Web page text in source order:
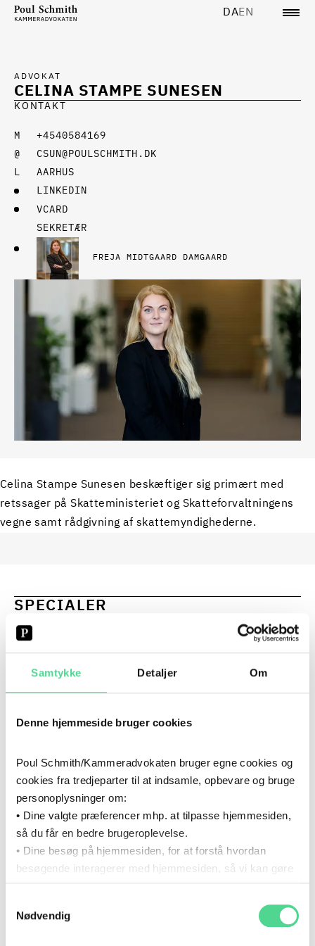
Samtykke Detaljer Om
Denne hjemmeside bruger cookies
Poul Schmith/Kammeradvokaten bruger egne cookies og
cookies fra tredjeparter til at indsamle, opbevare og bruge
personoplysninger om:
• Dine valgte præferencer mhp. at tilpasse hjemmesiden,
så du får en bedre brugeroplevelse.
• Dine besøg på hjemmesiden, for at forstå hvordan
besøgende interagerer med hjemmesiden, så vi kan gøre
Du kan til enhver tid tilbagekalde dit samtykke via det link,
som du finder i bunden af hjemmesiden.
Nødvendig
DAEN
CELINA STAMPE SUNESEN
ADVOKAT
KONTAKT
+4540584169
CSUN@POULSCHMITH.DK
AARHUS
LINKEDIN
VCARD
SEKRETÆR
FREJA MIDTGAARD DAMGAARD
Celina Stampe Sunesen beskæftiger sig primært med
retssager på Skatteministeriet og Skatteforvaltningens
vegne samt rådgivning af skattemyndighederne.
SPECIALER
INSOLVENS OG REKONSTRUKTION
SKATTER OG AFGIFTER
CV
2022- NU
2022–NU
KARRIERE
Poul Schmith/Kammeradvokaten